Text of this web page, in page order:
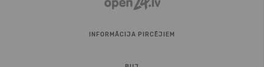
INFORMĀCIJA PIRCĒJIEM